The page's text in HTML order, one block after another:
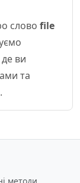
слово file
де ви
та